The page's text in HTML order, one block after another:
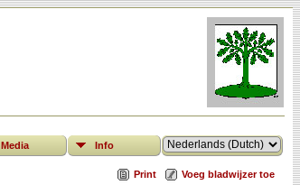
Media Info
Print Voeg bladwijzer toe